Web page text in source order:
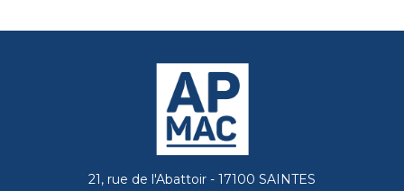
21, rue de l'Abattoir - 17100 SAINTES